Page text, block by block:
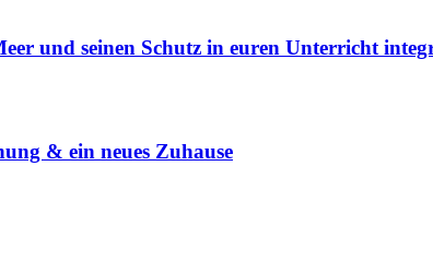
und seinen Schutz in euren Unterricht
& ein neues Zuhause